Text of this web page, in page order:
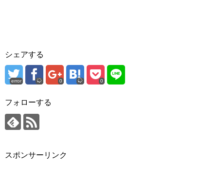
シェアする
error 0 0
フォローする
スポンサーリンク